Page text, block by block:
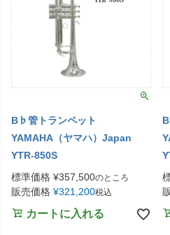
B♭管トランペット
YAMAHA（ヤマハ）Japan
YTR-850S
標準価格 ¥357,500のところ
販売価格 ¥321,200税込
カートに入れる